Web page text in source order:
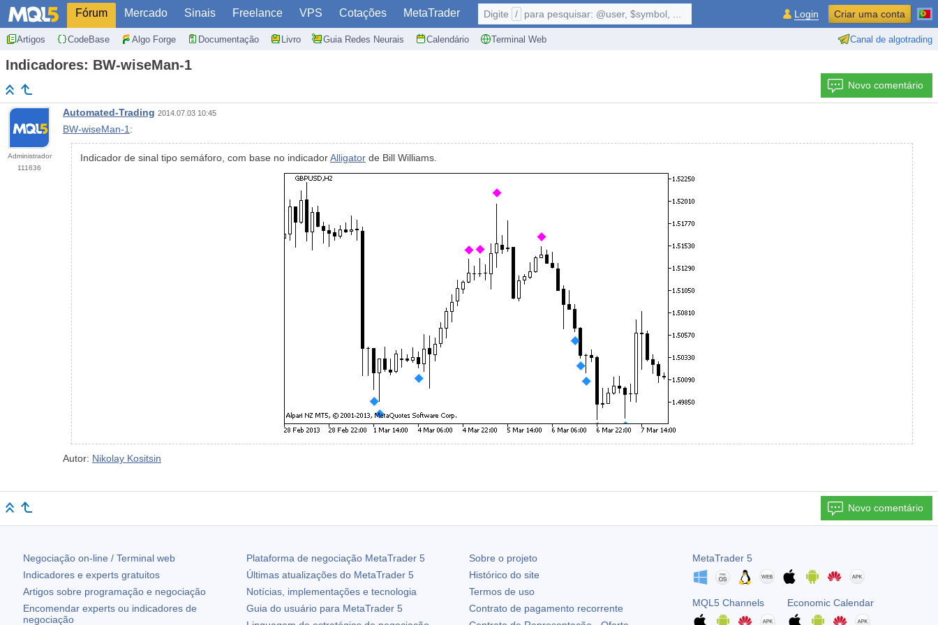
Fórum Mercado Sinais Freelance VPS Cotações MetaTrader
Artigos CodeBase Algo Forge Documentação Livro Guia Redes Neurais Calendário Terminal Web Canal de algotrading
Digite / para pesquisar: @user, $symbol, ... Login Criar uma conta
Indicadores: BW-wiseMan-1
Novo comentário
Administrador
111636
Automated-Trading 2014.07.03 10:45
BW-wiseMan-1:
Indicador de sinal tipo semáforo, com base no indicadorAlligator de Bill Williams.
Autor: Nikolay Kositsin
Novo comentário
Negociação on-line / Terminal web
Indicadores e experts gratuitos
Artigos sobre programação e negociação
Encomendar experts ou indicadores de
negociação
Plataforma de negociação MetaTrader 5
Últimas atualizações do MetaTrader 5
Notícias, implementações e tecnologia
Guia do usuário para MetaTrader 5
Sobre o projeto
Histórico do site
Termos de uso
Contrato de pagamento recorrente
MetaTrader 5
MQL5 Channels Economic Calendar